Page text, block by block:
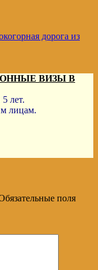
дорога из
ВИЗЫ В
лет.
лицам.
поля